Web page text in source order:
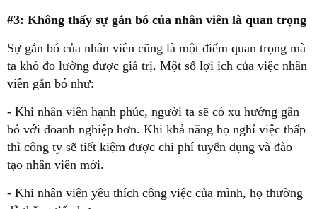
#3: Không thấy sự gắn bó của nhân viên là quan trọng
Sự gắn bó của nhân viên cũng là một điểm quan trọng mà
ta khó đo lường được giá trị. Một số lợi ích của việc nhân
viên gắn bó như:
- Khi nhân viên hạnh phúc, người ta sẽ có xu hướng gắn
bó với doanh nghiệp hơn. Khi khả năng họ nghỉ việc thấp
thì công ty sẽ tiết kiệm được chi phí tuyển dụng và đào
tạo nhân viên mới.
- Khi nhân viên yêu thích công việc của mình, họ thường